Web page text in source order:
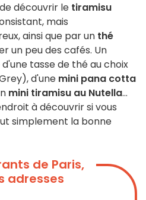
découvrir le tiramisu
mais
ainsi que par un thé
un peu des cafés. Un
tasse de thé au choix
d'une mini pana cotta
mini tiramisu au Nutella...
à découvrir si vous
simplement la bonne
de Paris,
adresses